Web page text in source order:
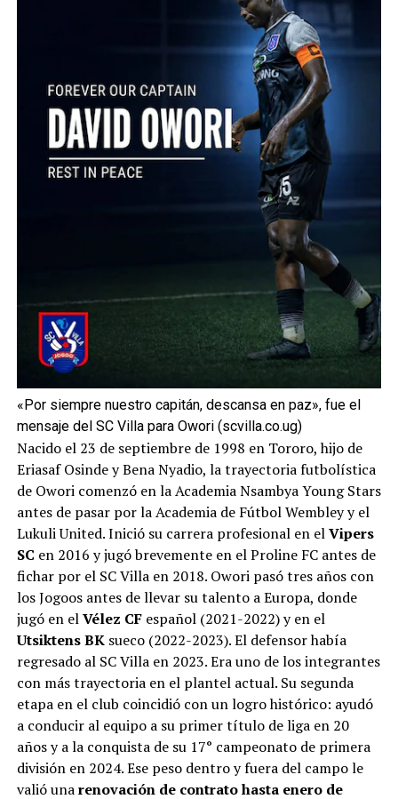
«Por siempre nuestro capitán, descansa en paz», fue el
mensaje del SC Villa para Owori (scvilla.co.ug)
Nacido el 23 de septiembre de 1998 en Tororo, hijo de
Eriasaf Osinde y Bena Nyadio, la trayectoria futbolística
de Owori comenzó en la Academia Nsambya Young Stars
antes de pasar por la Academia de Fútbol Wembley y el
Lukuli United. Inició su carrera profesional en elVipers
SC en 2016 y jugó brevemente en el Proline FC antes de
fichar por el SC Villa en 2018. Owori pasó tres años con
los Jogoos antes de llevar su talento a Europa, donde
jugó en elVélez CF español (2021-2022) y en el
Utsiktens BKsueco (2022-2023). El defensor había
regresado al SC Villa en 2023. Era uno de los integrantes
con más trayectoria en el plantel actual. Su segunda
etapa en el club coincidió con un logro histórico: ayudó
a conducir al equipo a su primer título de liga en 20
años y a la conquista de su 17° campeonato de primera
división en 2024. Ese peso dentro y fuera del campo le
valió unarenovación de contrato hasta enero de